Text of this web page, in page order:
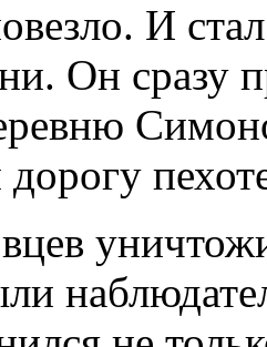
И
Он сразу